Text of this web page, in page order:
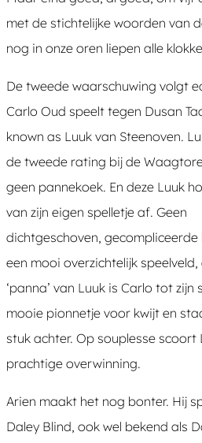
met de stichtelijke woorden van
nog in onze oren liepen alle
De tweede waarschuwing volgt
Carlo Oud speelt tegen Dusan
known as Luuk van Steenoven.
de tweede rating bij de
geen pannekoek. En deze Luuk
van zijn eigen spelletje af. Geen
dichtgeschoven, gecompliceerde
een mooi overzichtelijk speelveld,
‘panna’ van Luuk is Carlo tot zijn
mooie pionnetje voor kwijt en
stuk achter. Op souplesse scoort
prachtige overwinning.
Arien maakt het nog bonter. Hij
Daley Blind, ook wel bekend als